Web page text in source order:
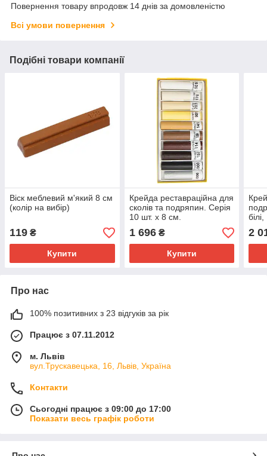
Повернення товару впродовж 14 днів за домовленістю
Всі умови повернення
Подібні товари компанії
Віск меблевий м'який 8 см
(колір на вибір)
119 ₴
Купити
Крейда реставраційна для
сколів та подряпин. Серія
10 шт. х 8 см.
1 696₴
Купити
2
Про нас
100% позитивних з 23 відгуків за рік
Працює з 07.11.2012
м. Львів
вул.Трускавецька, 16, Львів, Україна
Контакти
Сьогодні працює з 09:00 до 17:00
Показати весь графік роботи